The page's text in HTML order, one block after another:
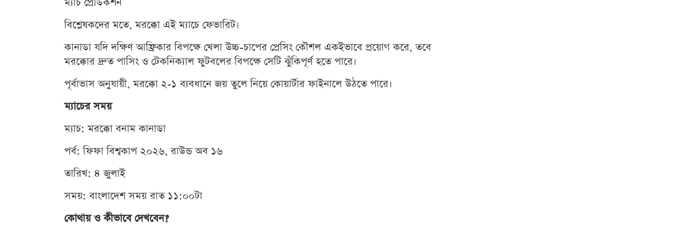
বিশ্লেষকদের মতে, মরক্কো এই ম্যাচে ফেভারিট।
কানাডা যদি দক্ষিণ আফ্রিকার বিপক্ষে খেলা উচ্চ-চাপের প্রেসিং কৌশল একইভাবে প্রয়োগ করে, তবে
মরক্কোর দ্রুত পাসিং ও টেকনিক্যাল ফুটবলের বিপক্ষে সেটি ঝুঁকিপূর্ণ হতে পারে।
পূর্বাভাস অনুযায়ী, মরক্কো ২-১ ব্যবধানে জয় তুলে নিয়ে কোয়ার্টার ফাইনালে উঠতে পারে।
ম্যাচের সময়
ম্যাচ: মরক্কো বনাম কানাডা
পর্ব: ফিফা বিশ্বকাপ ২০২৬, রাউন্ড অব ১৬
তারিখ: ৪ জুলাই
সময়: বাংলাদেশ সময় রাত ১১:০০টা
কোথায় ও কীভাবে দেখবেন?